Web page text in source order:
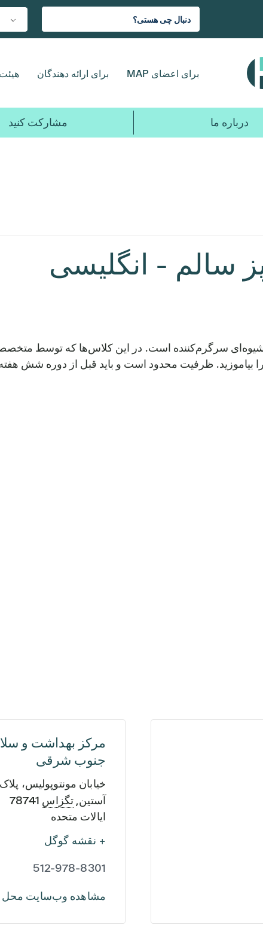
برای اعضای MAP برای ارائه دهندگان
درباره ما مشارکت کنید
سالم - انگلیسی
ظرفیت محدود است و باید قبل از دوره شش هفته‌ای بعدی با شماره
مرکز بهداشت و
جنوب شرقی
خیابان مونتوپولیس، پلاک
آستین, تگزاس 78741
ایالات متحده
+ نقشه گوگل
512-978-8301
مشاهده وب‌سایت محل